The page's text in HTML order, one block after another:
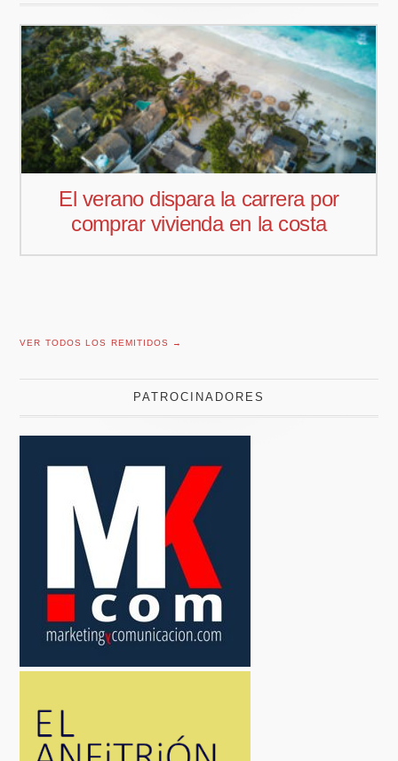
Pedro Aguiar nuevo responsable
comercial para Offcoustic Iberia
VER TODOS LOS REMITIDOS →
PATROCINADORES